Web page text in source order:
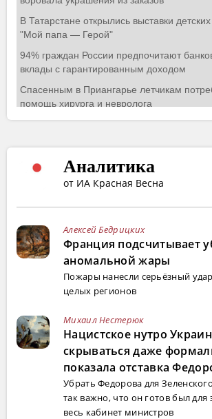
Аналитика
от ИА Красная Весна
Алексей Бедрицких
Франция подсчитывает
аномальной жары
Пожары нанесли серьёзный
целых регионов
Михаил Нестерюк
Нацистское нутро
скрываться даже
показала отставка
Убрать Федорова для
так важно, что он готов был для
весь кабинет министров